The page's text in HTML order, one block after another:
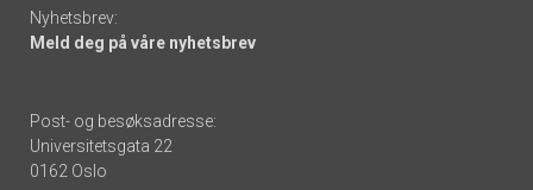
Nyhetsbrev:
Meld deg på våre nyhetsbrev
Post- og besøksadresse:
Universitetsgata 22
0162 Oslo